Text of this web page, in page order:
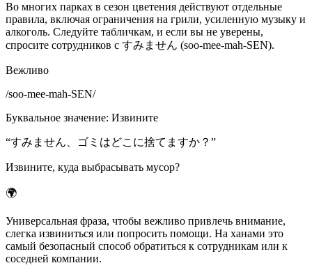
Во многих парках в сезон цветения действуют отдельные
правила, включая ограничения на грили, усиленную музыку и
алкоголь. Следуйте табличкам, и если вы не уверены,
спросите сотрудников с すみません (soo-mee-mah-SEN).
Вежливо
/soo-mee-mah-SEN/
Буквальное значение: Извините
“すみません、ゴミはどこに捨てますか？ ”
Извините, куда выбрасывать мусор?
🌍
Универсальная фраза, чтобы вежливо привлечь внимание,
слегка извиниться или попросить помощи. На ханами это
самый безопасный способ обратиться к сотрудникам или к
соседней компании.